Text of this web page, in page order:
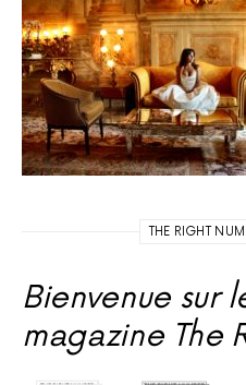
THE RIGHT
Bienvenue sur
magazine The